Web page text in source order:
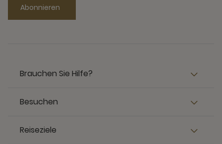
Abonnieren
Brauchen Sie Hilfe?
Besuchen
Reiseziele